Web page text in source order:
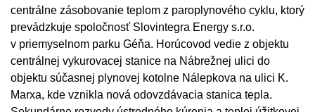
centrálne zásobovanie teplom z paroplynového cyklu, ktorý
prevádzkuje spoločnosť Slovintegra Energy s.r.o.
v priemyselnom parku Géňa. Horúcovod vedie z objektu
centrálnej vykurovacej stanice na Nábrežnej ulici do
objektu súčasnej plynovej kotolne Nálepkova na ulici K.
Marxa, kde vznikla nová odovzdávacia stanica tepla.